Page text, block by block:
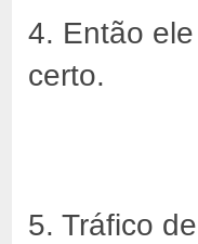
4. Então
certo.
5. Tráfico